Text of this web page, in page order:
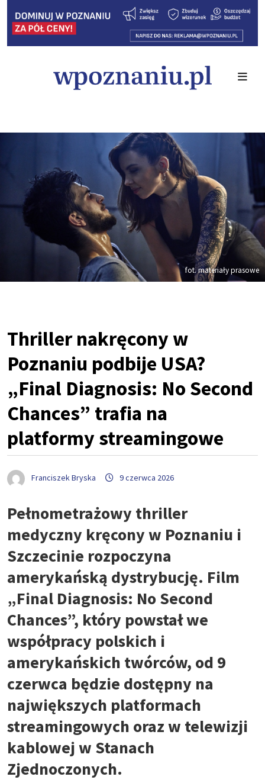
fot. materiały prasowe
Thriller nakręcony w
Poznaniu podbije USA?
„Final Diagnosis: No Second
Chances” trafia na
platformy streamingowe
Franciszek Bryska 9 czerwca 2026
Pełnometrażowy thriller
medyczny kręcony w Poznaniu i
Szczecinie rozpoczyna
amerykańską dystrybucję. Film
„Final Diagnosis: No Second
Chances”, który powstał we
współpracy polskich i
amerykańskich twórców, od 9
czerwca będzie dostępny na
największych platformach
streamingowych oraz w telewizji
kablowej w Stanach
Zjednoczonych.